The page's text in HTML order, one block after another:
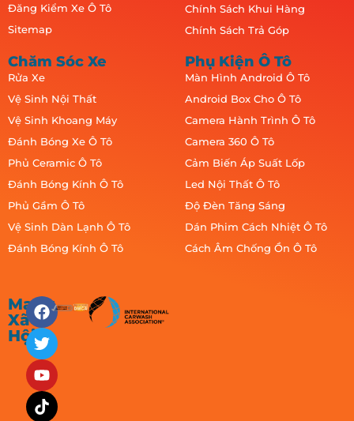
Đăng Kiểm Xe Ô Tô
Sitemap
Chính Sách Khui Hàng
Chính Sách Trả Góp
Chăm Sóc Xe
Rửa Xe
Vệ Sinh Nội Thất
Vệ Sinh Khoang Máy
Đánh Bóng Xe Ô Tô
Phủ Ceramic Ô Tô
Đánh Bóng Kính Ô Tô
Phủ Gầm Ô Tô
Vệ Sinh Dàn Lạnh Ô Tô
Đánh Bóng Kính Ô Tô
Phụ Kiện Ô Tô
Màn Hình Android Ô Tô
Android Box Cho Ô Tô
Camera Hành Trình Ô Tô
Camera 360 Ô Tô
Cảm Biến Áp Suất Lốp
Led Nội Thất Ô Tô
Độ Đèn Tăng Sáng
Dán Phim Cách Nhiệt Ô Tô
Cách Âm Chống Ồn Ô Tô
Mạng
Xã
Hội